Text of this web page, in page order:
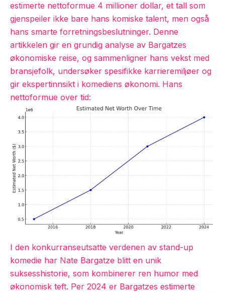
estimerte nettoformue 4 millioner dollar, et tall som
gjenspeiler ikke bare hans komiske talent, men også
hans smarte forretningsbeslutninger. Denne
artikkelen gir en grundig analyse av Bargatzes
økonomiske reise, og sammenligner hans vekst med
bransjefolk, undersøker spesifikke karrieremiljøer og
gir ekspertinnsikt i komediens økonomi. Hans
nettoformue over tid:
I den konkurranseutsatte verdenen av stand-up
komedie har Nate Bargatze blitt en unik
suksesshistorie, som kombinerer ren humor med
økonomisk teft. Per 2024 er Bargatzes estimerte